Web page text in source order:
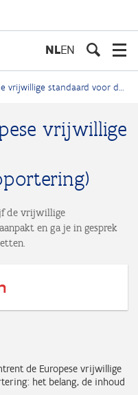
inhoud
NLEN
voor duurzaamheidsrapportering)
vrijwillige
de vrijwillige
en ga je in gesprek
de Europese vrijwillige
het belang, de inhoud